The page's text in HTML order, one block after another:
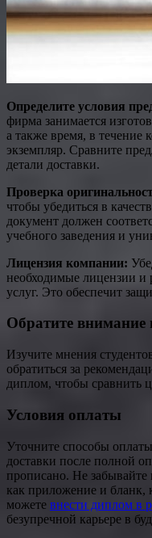
Определите условия
фирма занимается
а также время, в течение
экземпляр. Сравните
детали доставки.
Проверка
чтобы убедиться в
документ должен
учебного заведения и
Лицензия компании:
необходимые лицензии и
услуг. Это обеспечит
Обратите внимание
Изучите мнения
обратиться за
диплом, чтобы сравнить
Условия оплаты
Уточните способы
доставки после полной
прописано. Не забывайте
как приложение и бланк,
можете внести диплом в
безупречной карьере в